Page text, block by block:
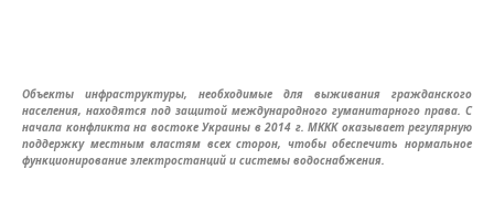
Объекты инфраструктуры, необходимые для выживания гражданского
населения, находятся под защитой международного гуманитарного права. С
начала конфликта на востоке Украины в 2014 г. МККК оказывает регулярную
поддержку местным властям всех сторон, чтобы обеспечить нормальное
функционирование электростанций и системы водоснабжения.